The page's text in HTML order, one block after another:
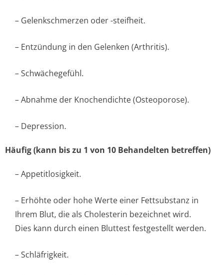
– Gelenkschmerzen oder -steifheit.
– Entzündung in den Gelenken (Arthritis).
– Schwächegefühl.
– Abnahme der Knochendichte (Osteoporose).
– Depression.
Häufig (kann bis zu 1 von 10 Behandelten betreffen)
– Appetitlosigkeit.
– Erhöhte oder hohe Werte einer Fettsubstanz in
Ihrem Blut, die als Cholesterin bezeichnet wird.
Dies kann durch einen Bluttest festgestellt werden.
– Schläfrigkeit.